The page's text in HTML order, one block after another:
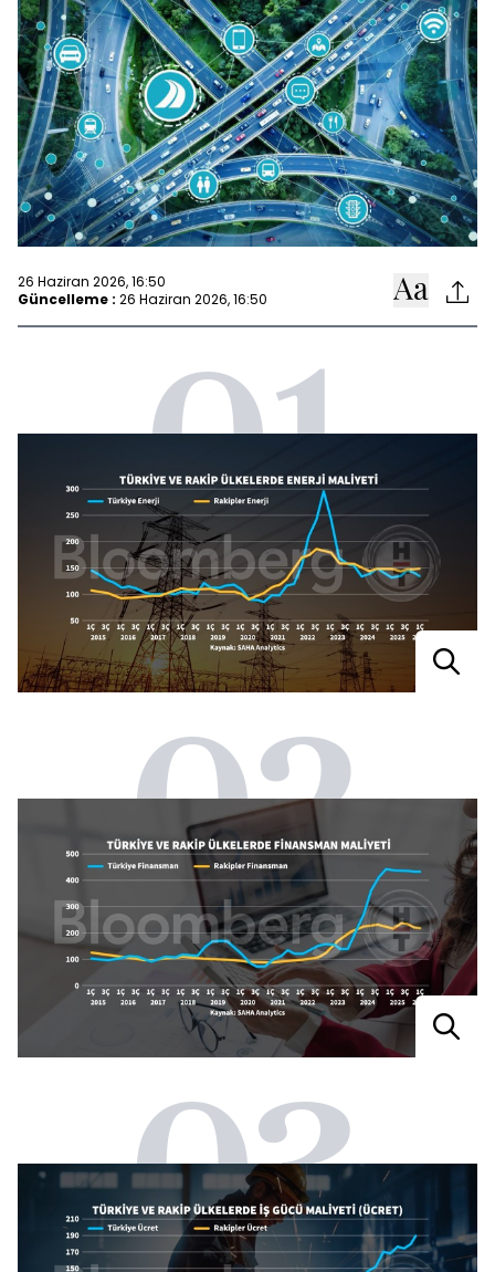
26 Haziran 2026, 16:50
Güncelleme : 26 Haziran 2026, 16:50
01
02
03